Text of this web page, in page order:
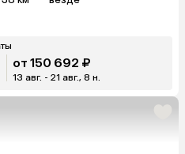
от 150 692 ₽
13 авг. - 21 авг., 8 н.